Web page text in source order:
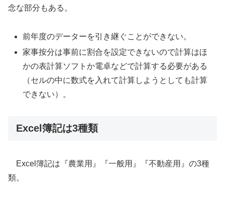
念な部分もある。
前年度のデーターを引き継ぐことができない。
家事按分は事前に割合を設定できないので計算はほ
かの表計算ソフトか電卓などで計算する必要がある
（セルの中に数式を入れて計算しようとしても計算
できない）。
Excel簿記は3種類
Excel簿記は『農業用』『一般用』『不動産用』の3種
類。